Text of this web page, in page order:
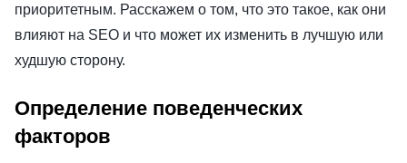
приоритетным. Расскажем о том, что это такое, как они
влияют на SEO и что может их изменить в лучшую или
худшую сторону.
Определение поведенческих
факторов